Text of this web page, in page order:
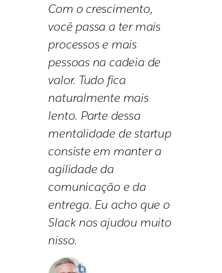
Com o crescimento,
você passa a ter mais
processos e mais
pessoas na cadeia de
valor. Tudo fica
naturalmente mais
lento. Parte dessa
mentalidade de startup
consiste em manter a
agilidade da
comunicação e da
entrega. Eu acho que o
Slack nos ajudou muito
nisso.